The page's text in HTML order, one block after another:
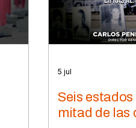
Seis
mitad de las
5 jul